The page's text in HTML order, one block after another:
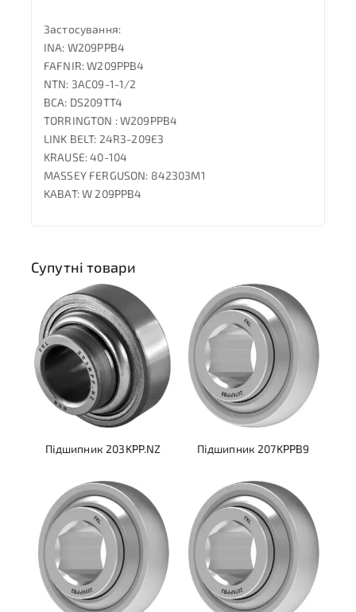
Застосування:
INA: W209PPB4
FAFNIR: W209PPB4
NTN: 3AC09-1-1/2
BCA: DS209TT4
TORRINGTON : W209PPB4
LINK BELT: 24R3-209E3
KRAUSE: 40-104
MASSEY FERGUSON: 842303M1
KABAT: W 209PPB4
Супутні товари
Підшипник 203KPP.NZ Підшипник 207KPPB9